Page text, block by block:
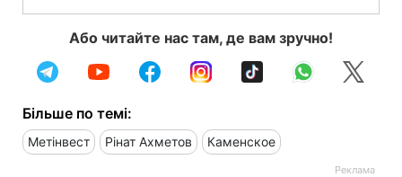
Або читайте нас там, де вам зручно!
Більше по темі:
Метінвест Рінат Ахметов Каменское